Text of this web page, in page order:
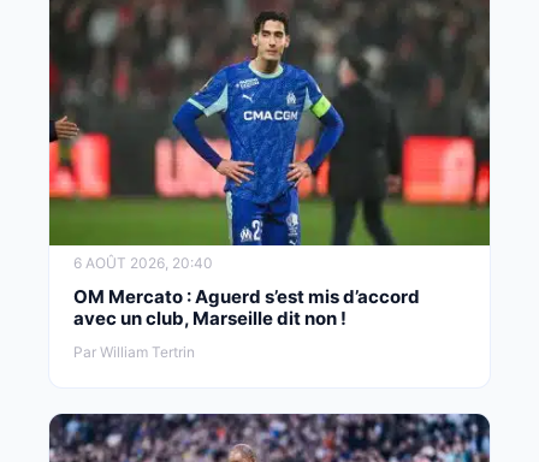
6 AOÛT 2026, 20:40
OM Mercato : Aguerd s’est mis d’accord
avec un club, Marseille dit non !
Par William Tertrin